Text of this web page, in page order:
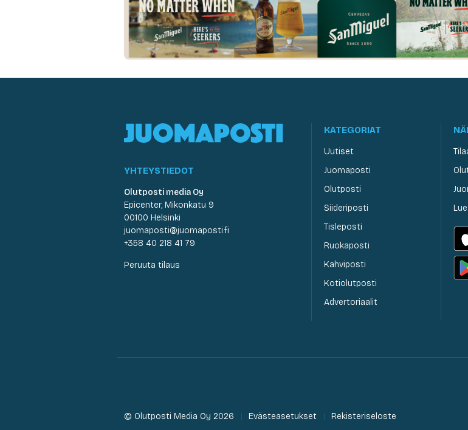
YHTEYSTIEDOT
Olutposti media Oy
Epicenter, Mikonkatu 9
00100 Helsinki
juomaposti@juomaposti.fi
+358 40 218 41 79
Peruuta tilaus
KATEGORIAT
Uutiset
Juomaposti
Olutposti
Siideriposti
Tisleposti
Ruokaposti
Kahviposti
Kotiolutposti
Advertoriaalit
© Olutposti Media Oy 2026 Evästeasetukset Rekisteriseloste